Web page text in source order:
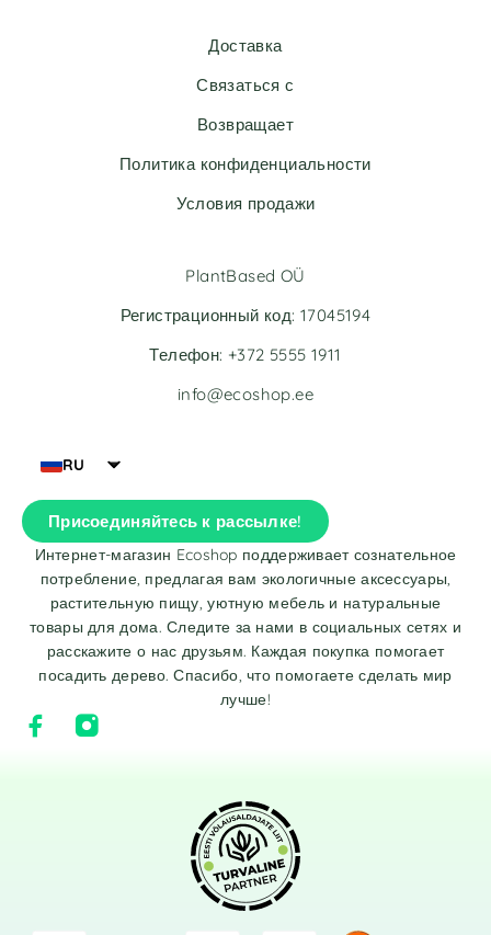
Доставка
Связаться с
Возвращает
Политика конфиденциальности
Условия продажи
RU
Присоединяйтесь к рассылке!
Интернет-магазин Ecoshop поддерживает сознательное
потребление, предлагая вам экологичные аксессуары,
растительную пищу, уютную мебель и натуральные
товары для дома. Следите за нами в социальных сетях и
расскажите о нас друзьям. Каждая покупка помогает
посадить дерево. Спасибо, что помогаете сделать мир
лучше!
PlantBased OÜ
Регистрационный код: 17045194
Телефон: +372 5555 1911
info@ecoshop.ee